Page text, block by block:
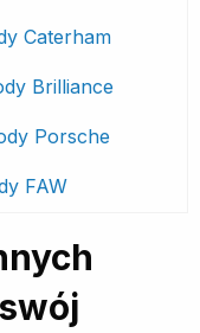
Caterham
Brilliance
Porsche
FAW